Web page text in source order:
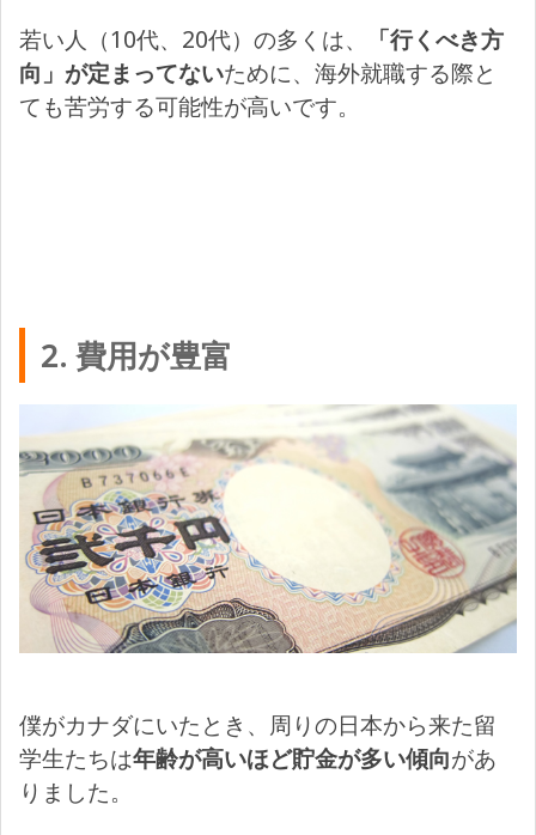
若い人（10代、20代）の多くは、
「行くべき方
向」が定まってないために、海外就職する際と
ても苦労する可能性が高いです。
2. 費用が豊富
僕がカナダにいたとき、周りの日本から来た留
学生たちは年齢が高いほど貯金が多い傾向があ
りました。